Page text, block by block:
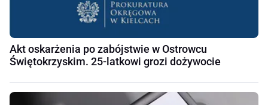
Akt oskarżenia po zabójstwie w Ostrowcu
Świętokrzyskim. 25-latkowi grozi dożywocie